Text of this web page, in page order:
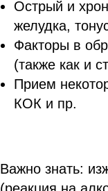
Острый и
желудка,
Факторы в
(также как и
Прием
КОК и пр.
Важно знать: